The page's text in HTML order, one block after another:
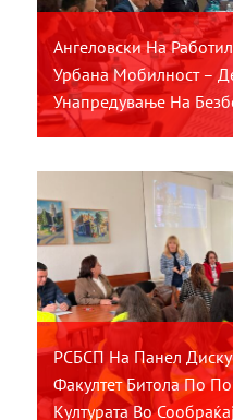
Ангеловски На
Урбана Мобилност –
Унапредување На
РСБСП На Панел
Факултет Битола По
Културата Во